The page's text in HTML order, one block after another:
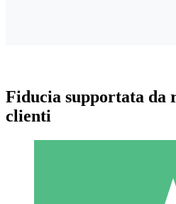
Fiducia supportata da
clienti